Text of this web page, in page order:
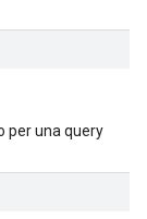
per una query